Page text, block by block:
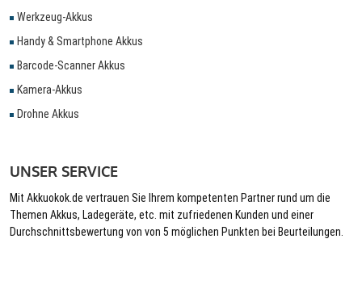
Werkzeug-Akkus
Handy & Smartphone Akkus
Barcode-Scanner Akkus
Kamera-Akkus
Drohne Akkus
UNSER SERVICE
Mit Akkuokok.de vertrauen Sie Ihrem kompetenten Partner rund um die
Themen Akkus, Ladegeräte, etc. mit zufriedenen Kunden und einer
Durchschnittsbewertung von von 5 möglichen Punkten bei Beurteilungen.